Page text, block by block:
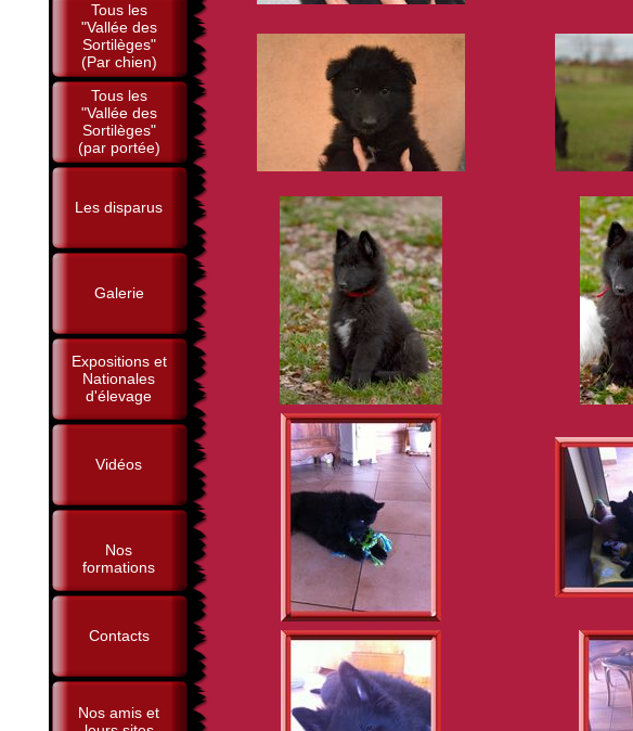
Tous les
"Vallée des
Sortilèges"
(Par chien)
Tous les
"Vallée des
Sortilèges"
(par portée)
Les disparus
Galerie
Expositions et
Nationales
d'élevage
Vidéos
Nos
formations
Contacts
Nos amis et